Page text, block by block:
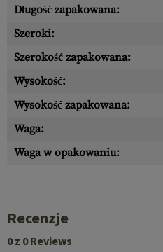
Długość zapakowana:
Szeroki:
Szerokość zapakowana:
Wysokość:
Wysokość zapakowana:
Waga:
Waga w opakowaniu:
Recenzje
0 z 0 Reviews